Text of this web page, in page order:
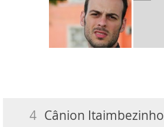
4 Cânion Itaimbezinho